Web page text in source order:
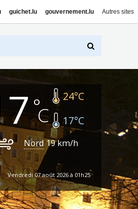
guichet.lu gouvernement.lu Autres sites
24°C
17°C
Nord 19km/h
Vendredi 07 août 2026 à 01h25